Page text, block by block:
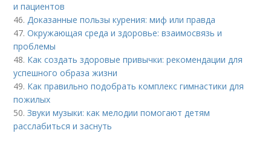
и пациентов
46.Доказанные пользы курения: миф или правда
47.Окружающая среда и здоровье: взаимосвязь и
проблемы
48. Как создать здоровые привычки: рекомендации для
успешного образа жизни
49. Как правильно подобрать комплекс гимнастики для
пожилых
50.Звуки музыки: как мелодии помогают детям
расслабиться и заснуть